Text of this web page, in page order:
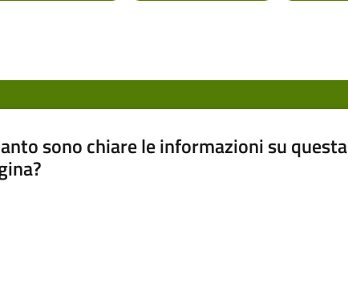
sono chiare le informazioni su questa